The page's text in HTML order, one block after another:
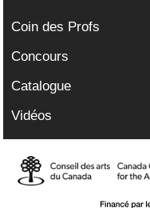
Coin des Profs
Concours
Catalogue
Vidéos